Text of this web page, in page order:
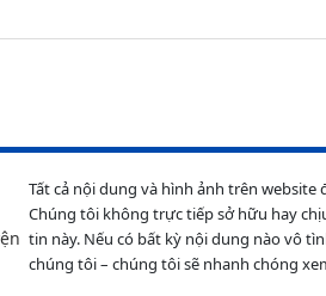
Tất cả nội dung và hình ảnh trên
Chúng tôi không trực tiếp sở hữu hay
tin này. Nếu có bất kỳ nội dung nào vô
chúng tôi – chúng tôi sẽ nhanh chóng